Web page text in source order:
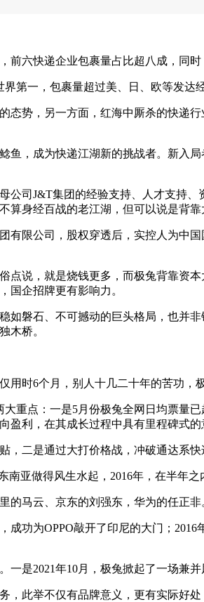
六快递企业包裹量占比超八成，同时
一，包裹量超过美、日、欧等发达经
势，另一方面，红海中厮杀的快递
，成为快递江湖新的挑战者。新入
司J&T集团的经验支持、人才支持、
身经百战的老江湖，但可以说是背靠
限公司，股权穿透后，实控人为中
，就是烧钱更多，而极兔背靠资本
国企招牌更有影响力。
石、不可撼动的巨头格局，也并非
木桥。
时6个月，别人十几二十年的苦功，
点：一是5月份极兔全网日均票量
利，在其成长过程中具有里程碑式的
是通过大打价格战，冲破通达系快
做得风生水起，2016年，在半年之
马云、京东的刘强东，华为的任正非
功为OPPO敲开了印尼的大门；
2021年10月，极兔掀起了一场兼并
此举不仅有品牌意义，更有实际好